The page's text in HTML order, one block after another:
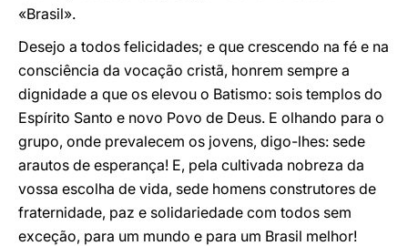
«Brasil».
Desejo a todos felicidades; e que crescendo na fé e na
consciência da vocação cristã, honrem sempre a
dignidade a que os elevou o Batismo: sois templos do
Espírito Santo e novo Povo de Deus. E olhando para o
grupo, onde prevalecem os jovens, digo-lhes: sede
arautos de esperança! E, pela cultivada nobreza da
vossa escolha de vida, sede homens construtores de
fraternidade, paz e solidariedade com todos sem
exceção, para um mundo e para um Brasil melhor!